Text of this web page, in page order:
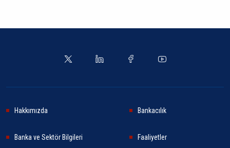
Hakkımızda Bankacılık
Banka ve Sektör Bilgileri Faaliyetler